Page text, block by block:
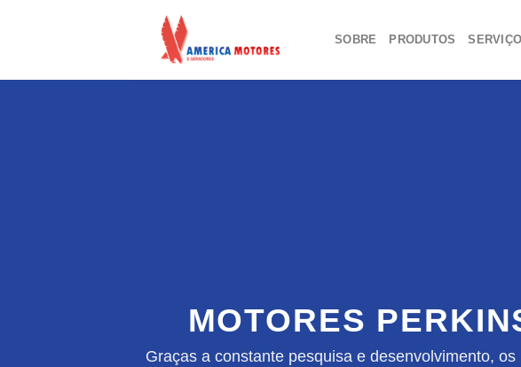
SOBRE PRODUTOS
MOTORES
Graças a constante pesquisa e desenvolvimento, os